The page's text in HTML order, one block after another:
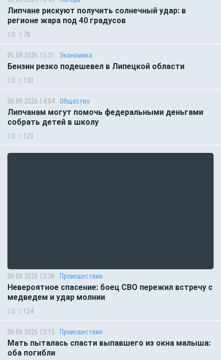
Липчане рискуют получить солнечный удар: в
регионе жара под 40 градусов
0 78
06.08.2026 15:31 Экономика
Бензин резко подешевел в Липецкой области
0 130
06.08.2026 14:04 Общество
Липчанам могут помочь федеральными деньгами
собрать детей в школу
0 120
06.08.2026 13:36 Происшествия
Невероятное спасение: боец СВО пережил встречу с
медведем и удар молнии
0 124
06.08.2026 13:15 Происшествия
Мать пыталась спасти выпавшего из окна малыша:
оба погибли